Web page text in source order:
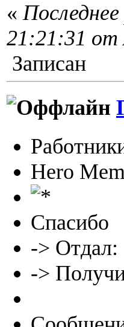
«
21:21:31 от
Записан
Hero
Спасибо
-> Отдал:
->